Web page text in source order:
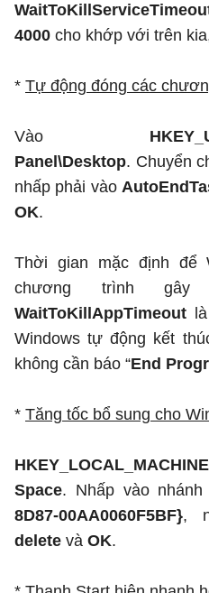
4000 cho khớp với trên
* Tự động đóng các
Vào
Panel\Desktop. Chuyển
nhấp phải vào
OK.
Thời gian mặc định để
chương trình
WaitToKillAppTimeout là
Windows tự động kết
không cần báo “End
* Tăng tốc bổ sung cho
Space. Nhấp vào nhánh
8D87-00AA0060F5BF},
delete và OK.